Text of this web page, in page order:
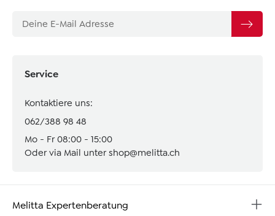
Service
Kontaktiere uns:
062/388 98 48
Mo - Fr 08:00 - 15:00
Oder via Mail untershop@melitta.ch
Melitta Expertenberatung